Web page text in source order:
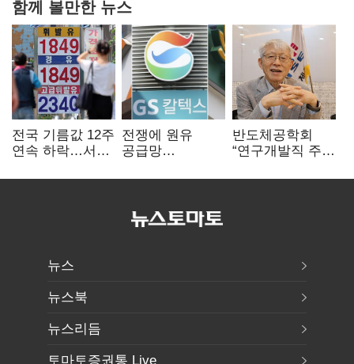
함께 볼만한 뉴스
전국 기름값 12주
연속 하락…서울
전쟁에 원유
공급망
정유, 에너지안보
반도체공학회
“연구개발직 주
개선해야”
뉴스
뉴스북
뉴스리듬
토마토증권통 Live